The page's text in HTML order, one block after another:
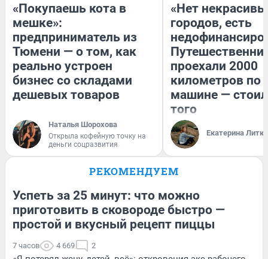
«Покупаешь кота в
мешке»:
предприниматель из
Тюмени — о том, как
реально устроен
бизнес со складами
дешевых товаров
Наталья Шорохова
Открыла кофейную точку на
деньги соцразвития
«Нет
городов, есть
проехали 2000
километров по
машине —
того
Екатерина
РЕКОМЕНДУЕМ
Успеть за 25 минут: что можно
приготовить в сковороде быстро —
простой и вкусный рецепт пиццы
7 часов 4 669 2